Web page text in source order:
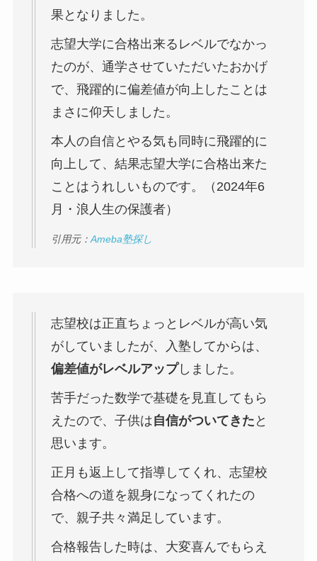
果となりました。
志望大学に合格出来るレベルでなかっ
たのが、通学させていただいたおかげ
で、飛躍的に偏差値が向上したことは
まさに仰天しました。
本人の自信とやる気も同時に飛躍的に
向上して、結果志望大学に合格出来た
ことはうれしいものです。（2024年6
月・浪人生の保護者）
引用元：Ameba塾探し
志望校は正直ちょっとレベルが高い気
がしていましたが、入塾してからは、
偏差値がレベルアップしました。
苦手だった数学で基礎を見直してもら
えたので、子供は自信がついてきた と
思います。
正月も返上して指導してくれ、志望校
合格への道を親身になってくれたの
で、親子共々満足しています。
合格報告した時は、大変喜んでもらえ